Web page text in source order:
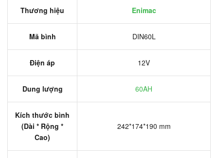
Thương hiệu Enimac
Mã bình DIN60L
Điện áp 12V
Dung lượng 60AH
Kích thước bình
(Dài * Rộng *
Cao)
242*174*190 mm